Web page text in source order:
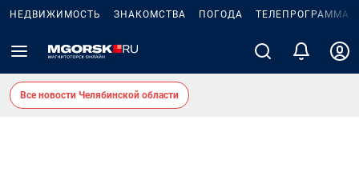
НЕДВИЖИМОСТЬ ЗНАКОМСТВА ПОГОДА ТЕЛЕПРОГРАММА
Все новости Челябинской области